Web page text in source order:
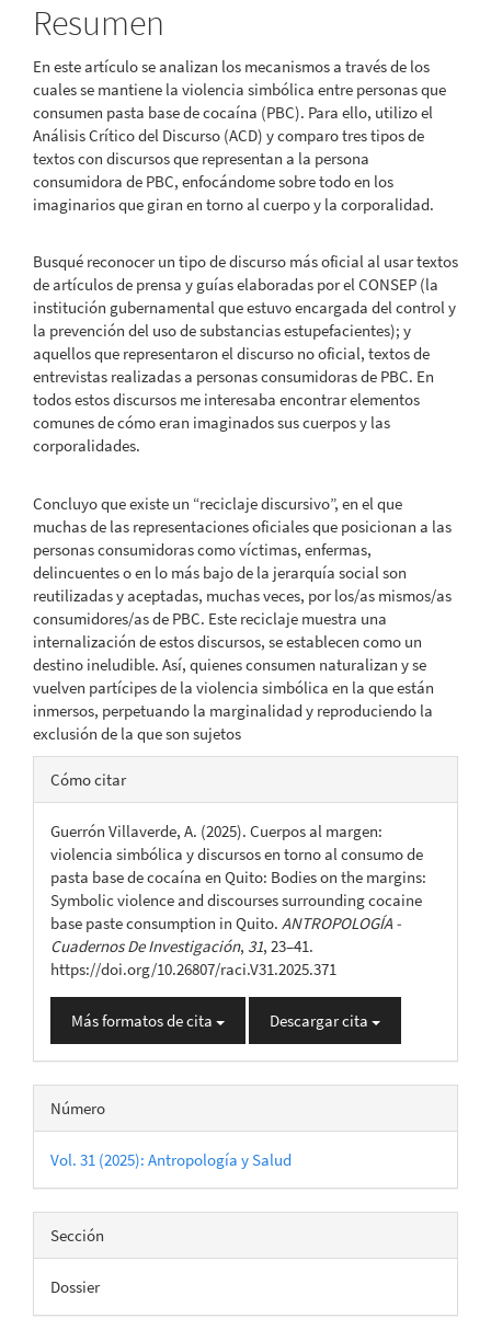
artículo
Resumen
En este artículo se analizan los mecanismos a través de los
cuales se mantiene la violencia simbólica entre personas que
consumen pasta base de cocaína (PBC). Para ello, utilizo el
Análisis Crítico del Discurso (ACD) y comparo tres tipos de
textos con discursos que representan a la persona
consumidora de PBC, enfocándome sobre todo en los
imaginarios que giran en torno al cuerpo y la corporalidad.
Busqué reconocer un tipo de discurso más oficial al usar textos
de artículos de prensa y guías elaboradas por el CONSEP (la
institución gubernamental que estuvo encargada del control y
la prevención del uso de substancias estupefacientes); y
aquellos que representaron el discurso no oficial, textos de
entrevistas realizadas a personas consumidoras de PBC. En
todos estos discursos me interesaba encontrar elementos
comunes de cómo eran imaginados sus cuerpos y las
corporalidades.
Concluyo que existe un “reciclaje discursivo”, en el que
muchas de las representaciones oficiales que posicionan a las
personas consumidoras como víctimas, enfermas,
delincuentes o en lo más bajo de la jerarquía social son
reutilizadas y aceptadas, muchas veces, por los/as mismos/as
consumidores/as de PBC. Este reciclaje muestra una
internalización de estos discursos, se establecen como un
destino ineludible. Así, quienes consumen naturalizan y se
vuelven partícipes de la violencia simbólica en la que están
inmersos, perpetuando la marginalidad y reproduciendo la
exclusión de la que son sujetos
Detalles
del
artículo
Cómo citar
Guerrón Villaverde, A. (2025). Cuerpos al margen:
violencia simbólica y discursos en torno al consumo de
pasta base de cocaína en Quito: Bodies on the margins:
Symbolic violence and discourses surrounding cocaine
base paste consumption in Quito. ANTROPOLOGÍA -
Cuadernos De Investigación, 31, 23–41.
https://doi.org/10.26807/raci.V31.2025.371
Más formatos de cita Descargar cita
Número
Vol. 31 (2025): Antropología y Salud
Sección
Dossier